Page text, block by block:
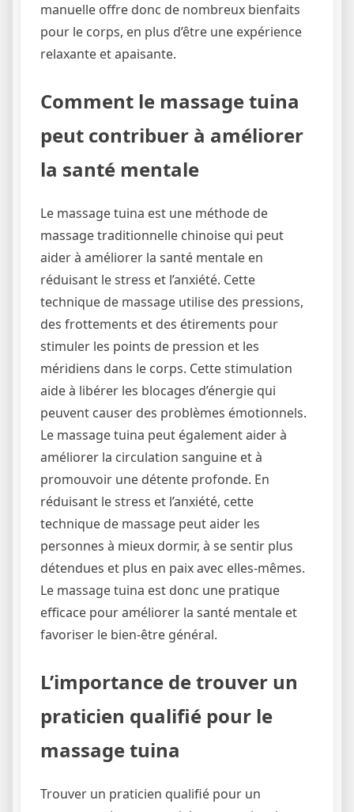
manuelle offre donc de nombreux bienfaits
pour le corps, en plus d’être une expérience
relaxante et apaisante.
Comment le massage tuina
peut contribuer à améliorer
la santé mentale
Le massage tuina est une méthode de
massage traditionnelle chinoise qui peut
aider à améliorer la santé mentale en
réduisant le stress et l’anxiété. Cette
technique de massage utilise des pressions,
des frottements et des étirements pour
stimuler les points de pression et les
méridiens dans le corps. Cette stimulation
aide à libérer les blocages d’énergie qui
peuvent causer des problèmes émotionnels.
Le massage tuina peut également aider à
améliorer la circulation sanguine et à
promouvoir une détente profonde. En
réduisant le stress et l’anxiété, cette
technique de massage peut aider les
personnes à mieux dormir, à se sentir plus
détendues et plus en paix avec elles-mêmes.
Le massage tuina est donc une pratique
efficace pour améliorer la santé mentale et
favoriser le bien-être général.
L’importance de trouver un
praticien qualifié pour le
massage tuina
Trouver un praticien qualifié pour un